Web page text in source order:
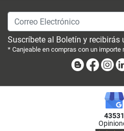
Correo Electrónico
Suscríbete al Boletín y recibirás
* Canjeable en compras con un importe
Blog
43531